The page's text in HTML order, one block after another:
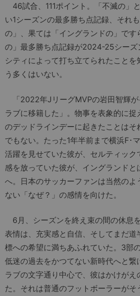
46試合、111ポイント。「不滅の」
い1シーズンの最多勝ち点記録、それ
の」、果ては「イングランドの」です
の」最多勝ち点記録が2024-25シーズ
シティによって打ち立てられたことを
う多くはいない。
「2022年JリーグMVPの岩田智輝が
ラブに移籍した」。物事を表象的に
のデッドラインデーに起きたことはそ
でもない。たった1年半前まで横浜F･
活躍を見せていた彼が、セルティック
感を放っていた彼が、イングランドと
へ。日本のサッカーファンは当然のよ
ない「なぜ？」の感情を向けた。
6月、シーズンを終え束の間の休息
表情は、充実感と自信、そしてまだ道
標への希望に満ちあふれていた。3部
低迷の過去をかつてない新時代へと繋
ラブの文字通り中心で、彼はかけがえ
た。それは普通のフットボーラーがそ